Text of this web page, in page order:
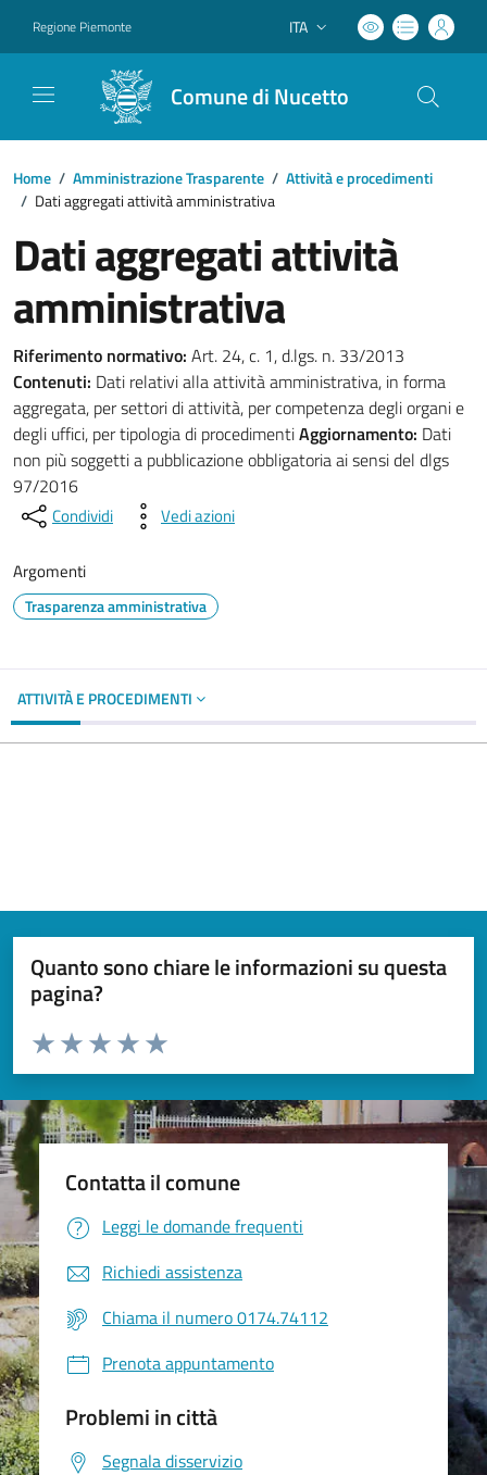
Regione Piemonte Lingua attiva:
ITA
Comune di Nucetto
Home / Amministrazione Trasparente / Attività e procedimenti
/ Dati aggregati attività amministrativa
Dati aggregati attività
amministrativa
Riferimento normativo: Art. 24, c. 1, d.lgs. n. 33/2013
Contenuti: Dati relativi alla attività amministrativa, in forma
aggregata, per settori di attività, per competenza degli organi e
degli uffici, per tipologia di procedimentiAggiornamento: Dati
non più soggetti a pubblicazione obbligatoria ai sensi del dlgs
97/2016
Condividi Vedi azioni
Argomenti
Trasparenza amministrativa
ATTIVITÀ E PROCEDIMENTI
Quanto sono chiare le informazioni su questa
pagina?
Valuta da 1 a 5 stelle la pagina
Valuta 5 stelle su 5
Valuta 4 stelle su 5
Valuta 3 stelle su 5
Valuta 2 stelle su 5
Valuta 1 stelle su 5
Contatta il comune
Leggi le domande frequenti
Richiedi assistenza
Chiama il numero 0174.74112
Prenota appuntamento
Problemi in città
Segnala disservizio